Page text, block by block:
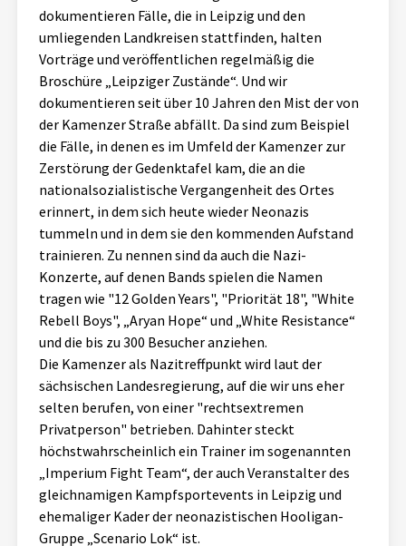
dokumentieren Fälle, die in Leipzig und den
umliegenden Landkreisen stattfinden, halten
Vorträge und veröffentlichen regelmäßig die
Broschüre „Leipziger Zustände“. Und wir
dokumentieren seit über 10 Jahren den Mist der von
der Kamenzer Straße abfällt. Da sind zum Beispiel
die Fälle, in denen es im Umfeld der Kamenzer zur
Zerstörung der Gedenktafel kam, die an die
nationalsozialistische Vergangenheit des Ortes
erinnert, in dem sich heute wieder Neonazis
tummeln und in dem sie den kommenden Aufstand
trainieren. Zu nennen sind da auch die Nazi-
Konzerte, auf denen Bands spielen die Namen
tragen wie "12 Golden Years", "Priorität 18", "White
Rebell Boys", „Aryan Hope“ und „White Resistance“
und die bis zu 300 Besucher anziehen.
Die Kamenzer als Nazitreffpunkt wird laut der
sächsischen Landesregierung, auf die wir uns eher
selten berufen, von einer "rechtsextremen
Privatperson" betrieben. Dahinter steckt
höchstwahrscheinlich ein Trainer im sogenannten
„Imperium Fight Team“, der auch Veranstalter des
gleichnamigen Kampfsportevents in Leipzig und
ehemaliger Kader der neonazistischen Hooligan-
Gruppe „Scenario Lok“ ist.